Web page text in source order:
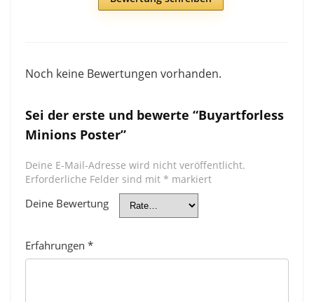
Noch keine Bewertungen vorhanden.
Sei der erste und bewerte “Buyartforless
Minions Poster”
Deine E-Mail-Adresse wird nicht veröffentlicht.
Erforderliche Felder sind mit * markiert
Deine Bewertung
Erfahrungen *